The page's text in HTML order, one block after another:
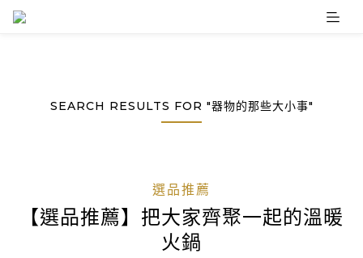
Skip
SEARCH RESULTS FOR "器物的那些大小事"
選品推薦
【選品推薦】把大家齊聚一起的溫暖
火鍋